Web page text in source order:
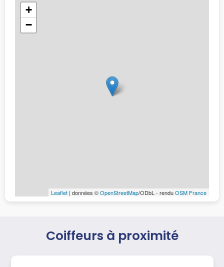
+
−
Leaflet | données ©OpenStreetMap/ODbL - renduOSM France
Coiffeurs à proximité